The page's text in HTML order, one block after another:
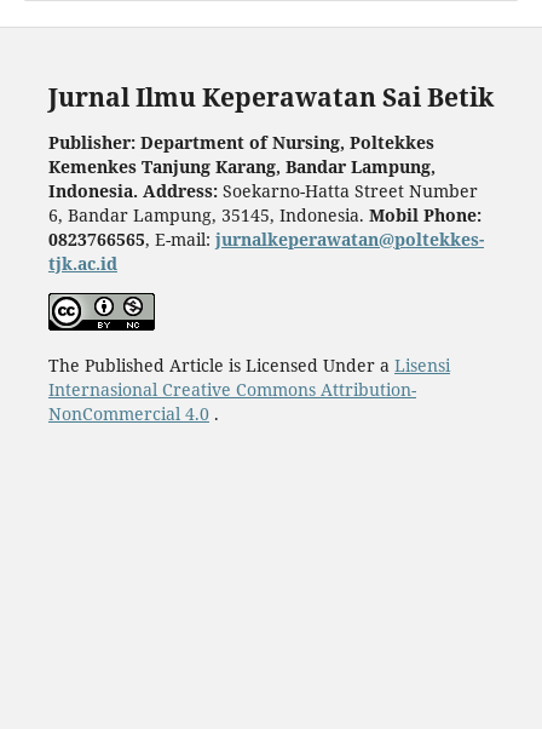
Jurnal Ilmu Keperawatan Sai Betik
Publisher: Department of Nursing, Poltekkes
Kemenkes Tanjung Karang, Bandar Lampung,
Indonesia. Address:Soekarno-Hatta Street Number
6, Bandar Lampung, 35145, Indonesia. Mobil Phone:
0823766565, E-mail: jurnalkeperawatan@poltekkes-
tjk.ac.id
The Published Article is Licensed Under a Lisensi
Internasional Creative Commons Attribution-
NonCommercial 4.0.